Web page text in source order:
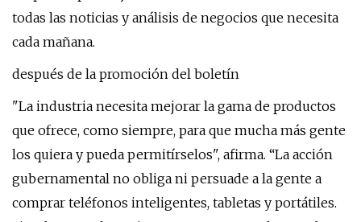
todas las noticias y análisis de negocios que necesita
cada mañana.
después de la promoción del boletín
"La industria necesita mejorar la gama de productos
que ofrece, como siempre, para que mucha más gente
los quiera y pueda permitírselos", afirma. “La acción
gubernamental no obliga ni persuade a la gente a
comprar teléfonos inteligentes, tabletas y portátiles.